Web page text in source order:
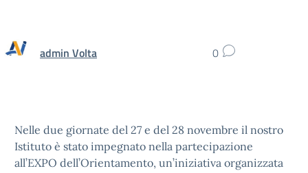
admin Volta 0
Nelle due giornate del 27 e del 28 novembre il nostro
Istituto è stato impegnato nella partecipazione
all’EXPO dell’Orientamento, un’iniziativa organizzata